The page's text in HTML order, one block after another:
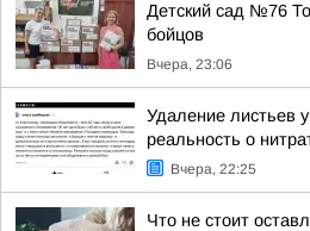
Детский сад №76
бойцов
Вчера, 23:06
Удаление листьев
реальность о
Вчера, 22:25
Что не стоит